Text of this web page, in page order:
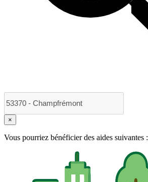
×
Vous pourriez bénéficier des aides suivantes :